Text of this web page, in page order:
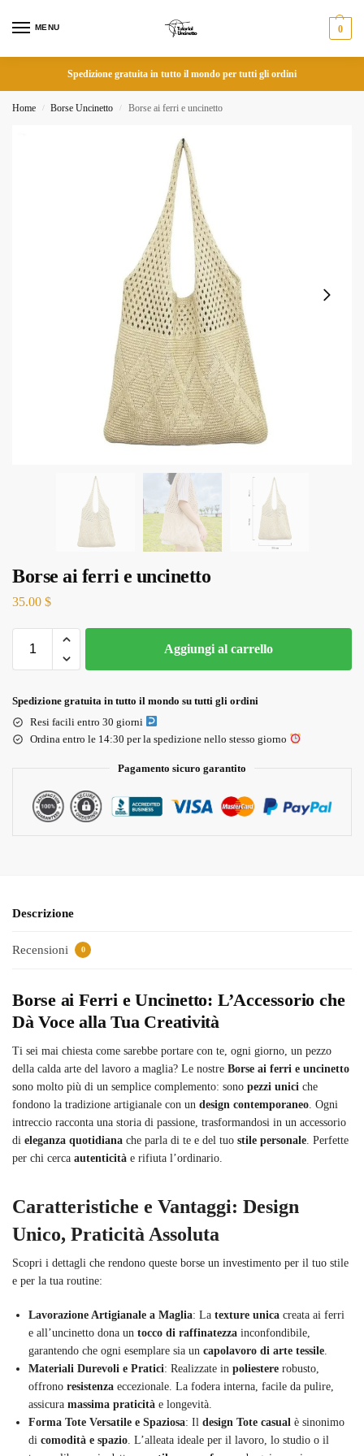
MENU 0
Spedizione gratuita in tutto il mondo per tutti gli ordini
Home / Borse Uncinetto / Borse ai ferri e uncinetto
Borse ai ferri e uncinetto
35.00 $
Aggiungi al carrello
Spedizione gratuita in tutto il mondo su tutti gli ordini
Resi facili entro 30 giorni
Ordina entro le 14:30 per la spedizione nello stesso giorno
Pagamento sicuro garantito
Descrizione
Recensioni 0
Borse ai Ferri e Uncinetto: L’Accessorio che
Dà Voce alla Tua Creatività
Ti sei mai chiesta come sarebbe portare con te, ogni giorno, un pezzo
della calda arte del lavoro a maglia? Le nostre Borse ai ferri e uncinetto
sono molto più di un semplice complemento: sono pezzi unici che
fondono la tradizione artigianale con un design contemporaneo. Ogni
intreccio racconta una storia di passione, trasformandosi in un accessorio
di eleganza quotidiana che parla di te e del tuo stile personale. Perfette
per chi cerca autenticità e rifiuta l’ordinario.
Caratteristiche e Vantaggi: Design
Unico, Praticità Assoluta
Scopri i dettagli che rendono queste borse un investimento per il tuo stile
e per la tua routine:
Lavorazione Artigianale a Maglia: La texture unica creata ai ferri
e all’uncinetto dona un tocco di raffinatezza inconfondibile,
garantendo che ogni esemplare sia un capolavoro di arte tessile
Materiali Durevoli e Pratici: Realizzate in poliestere robusto,
offrono resistenza eccezionale. La fodera interna, facile da pulire,
assicura massima praticità e longevità.
Forma Tote Versatile e Spaziosa: Il design Tote casual è sinonimo
di comodità e spazio . L’alleata ideale per il lavoro, lo studio o il